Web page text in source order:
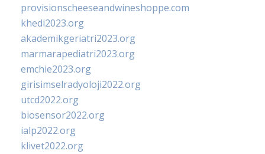
provisionscheeseandwineshoppe.com
khedi2023.org
akademikgeriatri2023.org
marmarapediatri2023.org
emchie2023.org
girisimselradyoloji2022.org
utcd2022.org
biosensor2022.org
ialp2022.org
klivet2022.org